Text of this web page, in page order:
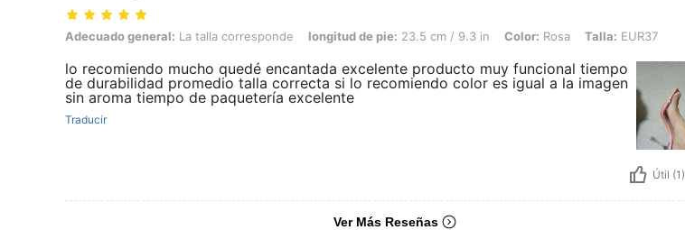
Adecuado general: La talla corresponde, longitud de pie: 23.5 cm / 9.3 in, Color: Rosa, Talla: EUR37
Adecuado general: La talla corresponde longitud de pie: 23.5 cm / 9.3 in Color: Rosa Talla: EUR37
lo recomiendo mucho quedé encantada excelente producto muy funcional tiempo
de durabilidad promedio talla correcta si lo recomiendo color es igual a la imagen
sin aroma tiempo de paquetería excelente
Traducir
Útil (1)
Ver Más Reseñas